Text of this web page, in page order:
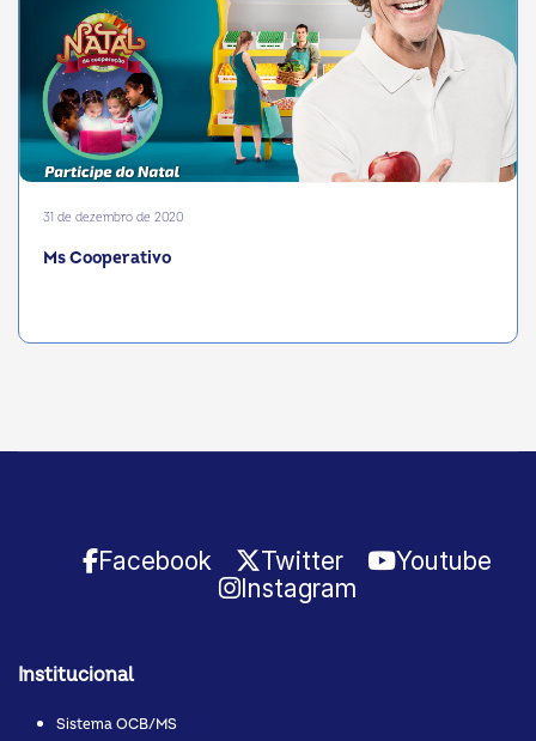
31 de dezembro de 2020
Ms Cooperativo
Facebook Twitter
Youtube
Instagram
Institucional
Sistema OCB/MS